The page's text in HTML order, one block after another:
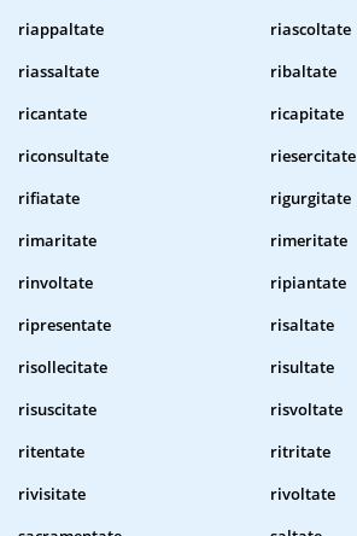
riappaltate
riascoltate
riassaltate
ribaltate
ricantate
ricapitate
riconsultate
riesercitate
rifiatate
rigurgitate
rimaritate
rimeritate
rinvoltate
ripiantate
ripresentate
risaltate
risollecitate
risultate
risuscitate
risvoltate
ritentate
ritritate
rivisitate
rivoltate